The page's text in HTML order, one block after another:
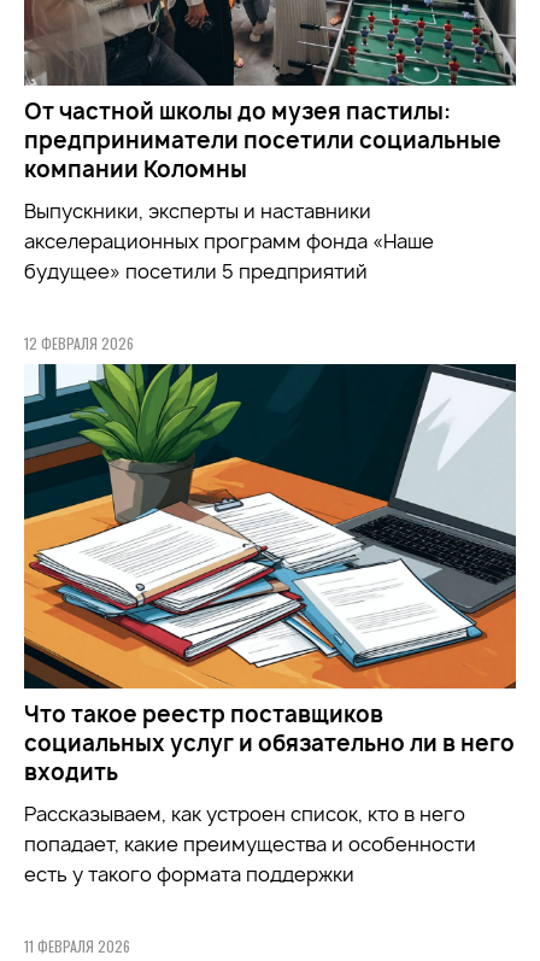
От частной школы до музея пастилы:
предприниматели посетили социальные
компании Коломны
Выпускники, эксперты и наставники
акселерационных программ фонда «Наше
будущее» посетили 5 предприятий
12 ФЕВРАЛЯ 2026
Что такое реестр поставщиков
социальных услуг и обязательно ли в него
входить
Рассказываем, как устроен список, кто в него
попадает, какие преимущества и особенности
есть у такого формата поддержки
11 ФЕВРАЛЯ 2026